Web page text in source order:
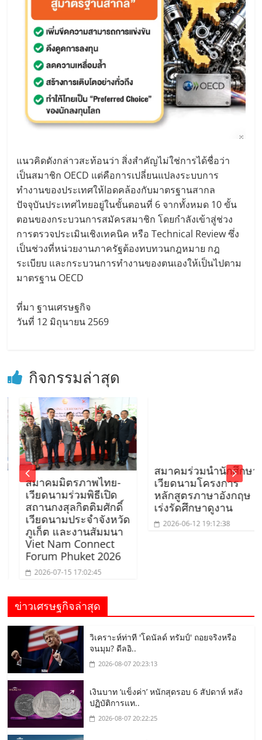
แนวคิดดังกล่าวสะท้อนว่า สิ่งสำคัญไม่ใช่การได้ชื่อว่า
เป็นสมาชิก OECD แต่คือการเปลี่ยนแปลงระบบการ
ทำงานของประเทศให้lอดคล้องกับมาตรฐานสากล
ปัจจุบันประเทศไทยอยู่ในขั้นตอนที่ 6 จากทั้งหมด 10 ขั้น
ตอนของกระบวนการสมัครสมาชิก โดยกำลังเข้าสู่ช่วง
การตรวจประเมินเชิงเทคนิค หรือ Technical Review ซึ่ง
เป็นช่วงที่หน่วยงานภาครัฐต้องทบทวนกฎหมาย กฎ
ระเบียบ และกระบวนการทำงานของตนเองให้เป็นไปตาม
มาตรฐาน OECD
ที่มา ฐานเศรษฐกิจ
วันที่ 12 มิถุนายน 2569
กิจกรรมล่าสุด
สมาคมมิตรภาพไทย-
เวียดนามร่วมพิธีเปิด
สถานกงสุลกิตติมศักดิ์
เวียดนามประจำจังหวัด
ภูเก็ต และงานสัมมนา
Viet Nam Connect
Forum Phuket 2026
2026-07-15 17:02:45
สมาคมร่วมนำนักศึกษา
เวียดนามโครงการ
หลักสูตรภาษาอังกฤษ
เร่งรัดศึกษาดูงาน
2026-06-12 19:12:38
ข่าวเศรษฐกิจล่าสุด
วิเคราะห์ท่าที 'โดนัลด์ ทรัมป์' ถอยจริงหรือ
จนมุม? ดีลอิ..
2026-08-07 20:23:13
เงินบาท ‘แข็งค่า’ หนักสุดรอบ 6 สัปดาห์ หลัง
ปฏิบัติการแท..
2026-08-07 20:22:25